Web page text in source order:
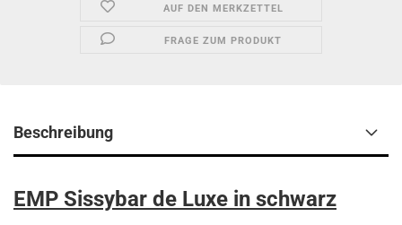
AUF DEN MERKZETTEL
FRAGE ZUM PRODUKT
Beschreibung
EMP Sissybar de Luxe in schwarz